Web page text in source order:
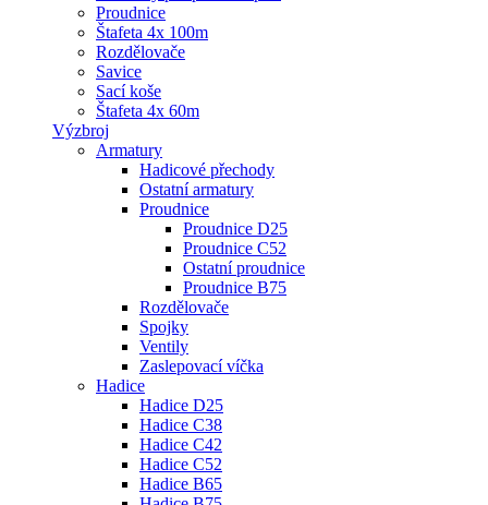
Proudnice
Štafeta 4x 100m
Rozdělovače
Savice
Sací koše
Štafeta 4x 60m
Výzbroj
Armatury
Hadicové přechody
Ostatní armatury
Proudnice
Proudnice D25
Proudnice C52
Ostatní proudnice
Proudnice B75
Rozdělovače
Spojky
Ventily
Zaslepovací víčka
Hadice
Hadice D25
Hadice C38
Hadice C42
Hadice C52
Hadice B65